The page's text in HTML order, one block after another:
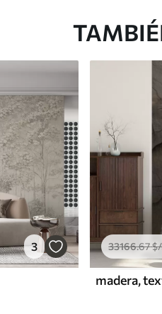
3 33166.67$